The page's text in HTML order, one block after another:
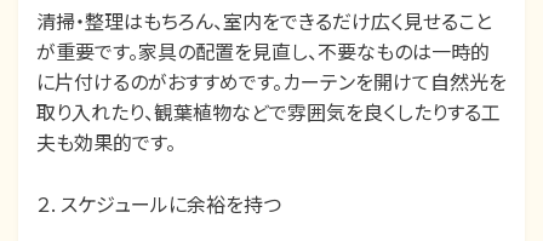
清掃・整理はもちろん、室内をできるだけ広く見せること
が重要です。家具の配置を見直し、不要なものは一時的
に片付けるのがおすすめです。カーテンを開けて自然光を
取り入れたり、観葉植物などで雰囲気を良くしたりする工
夫も効果的です。
２. スケジュールに余裕を持つ